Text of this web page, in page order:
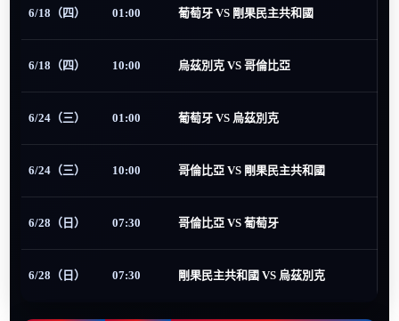
6/18（四） 01:00 葡萄牙 VS 剛果民主共和國
6/18（四） 10:00 烏茲別克 VS 哥倫比亞
6/24（三） 01:00 葡萄牙 VS 烏茲別克
6/24（三） 10:00 哥倫比亞 VS 剛果民主共和國
6/28（日） 07:30 哥倫比亞 VS 葡萄牙
6/28（日） 07:30 剛果民主共和國 VS 烏茲別克